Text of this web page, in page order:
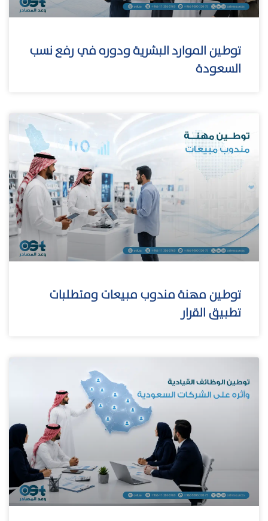
توطين الموارد البشرية ودوره في رفع نسب
السعودة
توطين مهنة مندوب مبيعات ومتطلبات
تطبيق القرار